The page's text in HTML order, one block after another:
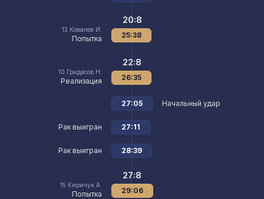
13 Ковалев И.
Попытка
20:8
25:38
10 Гридасов Н.
Реализация
22:8
26:35
Начальный удар
27:05
Рак выигран 27:11
Рак выигран 28:39
15 Киричук А.
Попытка
27:8
29:06